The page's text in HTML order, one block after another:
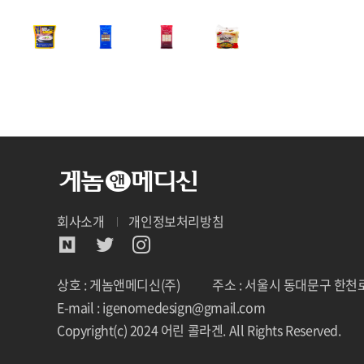
회사소개 개인정보처리방침
상호 : 게놈앤메디신(주)
주소 : 서울시 동대문구 한
E-mail : igenomedesign@gmail.com
Copyright(c) 2024 어린 콜라겐. All Rights Reserved.